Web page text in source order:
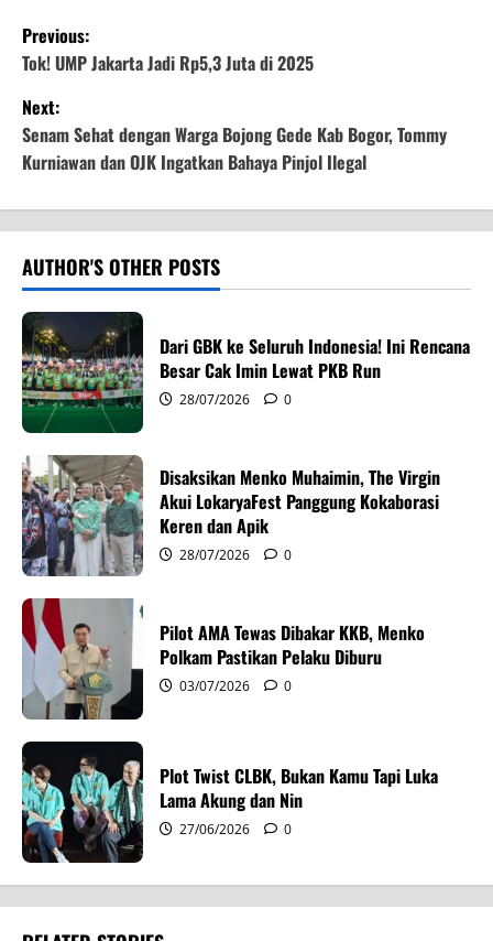
P
o
s
t
n
a
v
i
g
a
t
i
o
n
Previous:
Tok! UMP Jakarta Jadi Rp5,3 Juta di 2025
Next:
Senam Sehat dengan Warga Bojong Gede Kab Bogor, Tommy
Kurniawan dan OJK Ingatkan Bahaya Pinjol Ilegal
AUTHOR'S OTHER POSTS
Dari GBK ke Seluruh Indonesia! Ini Rencana
Besar Cak Imin Lewat PKB Run
28/07/2026 0
Disaksikan Menko Muhaimin, The Virgin
Akui LokaryaFest Panggung Kokaborasi
Keren dan Apik
28/07/2026 0
Pilot AMA Tewas Dibakar KKB, Menko
Polkam Pastikan Pelaku Diburu
03/07/2026 0
Plot Twist CLBK, Bukan Kamu Tapi Luka
Lama Akung dan Nin
27/06/2026 0